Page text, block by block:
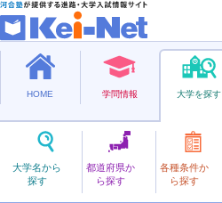
HOME 学問情報 大学を探す
大学名から
探す
都道府県か
ら探す
各種条件か
ら探す
私立
りっしょう
立正大学